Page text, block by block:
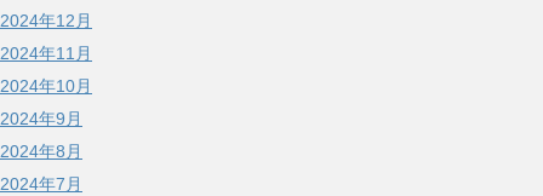
2024年12月
2024年11月
2024年10月
2024年9月
2024年8月
2024年7月